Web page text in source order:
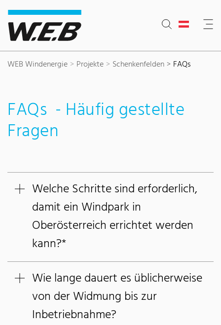
Inhaltsbereich
Suche
Hauptnavigation
Kontakt
Footer
WEB Windenergie Projekte Schenkenfelden FAQs
FAQs - Häufig gestellte
Fragen
Welche Schritte sind erforderlich,
damit ein Windpark in
Oberösterreich errichtet werden
kann?*
Wie lange dauert es üblicherweise
von der Widmung bis zur
Inbetriebnahme?